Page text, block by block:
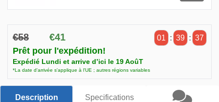
€58 €41 01 : 39 : 37
Prêt pour l'expédition!
Expédié Lundi et arrive d’ici le 19 AoûT
*La date d'arrivée s'applique à l'UE ; autres régions variables
Description Specifications